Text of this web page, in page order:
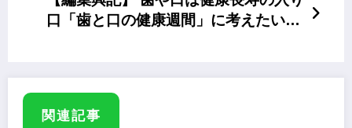
口「歯と口の健康週間」に考えたい愛
関連記事